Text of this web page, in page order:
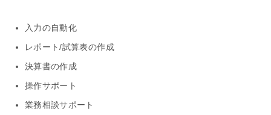
入力の自動化
レポート/試算表の作成
決算書の作成
操作サポート
業務相談サポート